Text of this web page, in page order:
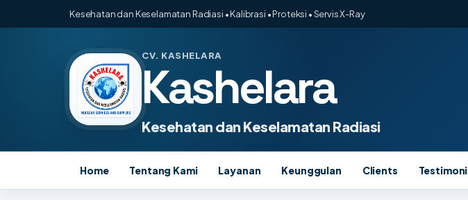
Kesehatan dan Keselamatan Radiasi • Kalibrasi • Proteksi • Servis X-Ray
CV. KASHELARA
Kashelara
Kesehatan dan Keselamatan Radiasi
Home Tentang Kami Layanan Keunggulan Clients Testimoni